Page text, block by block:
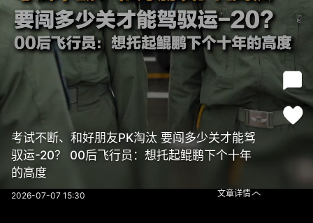
考试不断、和好朋友PK淘汰 要闯多少关才能驾
驭运-20？ 00后飞行员：想托起鲲鹏下个十年
的高度
2026-07-07 15:30 文章详情